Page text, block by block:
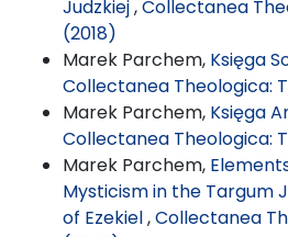
Judzkiej,Collectanea
(2018)
Marek Parchem, Księga
Collectanea Theologica:
Marek Parchem, Księga
Collectanea Theologica:
Marek Parchem,
Mysticism in the Targum
of Ezekiel,Collectanea